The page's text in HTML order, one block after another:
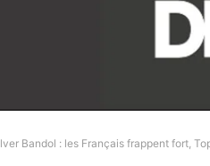
Bandol : les Français frappent fort,